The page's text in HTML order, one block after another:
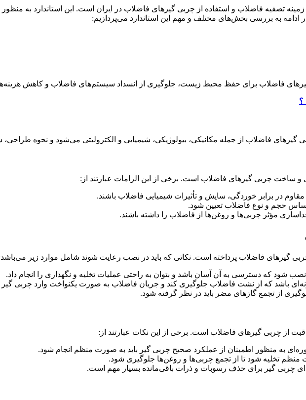
زمینه تصفیه فاضلاب و استفاده از چربی گیرهای فاضلاب در ایران است. این استاندارد به
به بررسی بخش‌های مختلف و مهم این استاندارد می‌پردازیم:
گیرهای فاضلاب برای حفظ محیط زیست، جلوگیری از انسداد سیستم‌های فاضلاب و کاهش
؟
ساخت چربی گیرهای فاضلاب است. برخی از این الزامات عبارتند از:
در برابر خوردگی، سایش و تأثیرات شیمیایی فاضلاب باشند.
حجم و نوع فاضلاب تعیین شود.
مؤثر چربی‌ها و روغن‌ها از فاضلاب را داشته باشند.
گیرهای فاضلاب پرداخته است. نکاتی که باید در نصب رعایت شوند شامل موارد زیر
شود که دسترسی به آن آسان باشد و بتوان به راحتی عملیات تخلیه و نگهداری را انجام داد.
باشد که از نشت فاضلاب جلوگیری کند و جریان فاضلاب به صورت یکنواخت وارد چربی
از تجمع گازهای مضر باید در نظر گرفته شود.
از چربی گیرهای فاضلاب است. برخی از این نکات عبارتند از:
به منظور اطمینان از عملکرد صحیح چربی گیر باید به صورت منظم انجام شود.
منظم تخلیه شود تا از تجمع چربی‌ها و روغن‌ها جلوگیری شود.
گیر برای حذف رسوبات و ذرات باقی‌مانده بسیار مهم است.